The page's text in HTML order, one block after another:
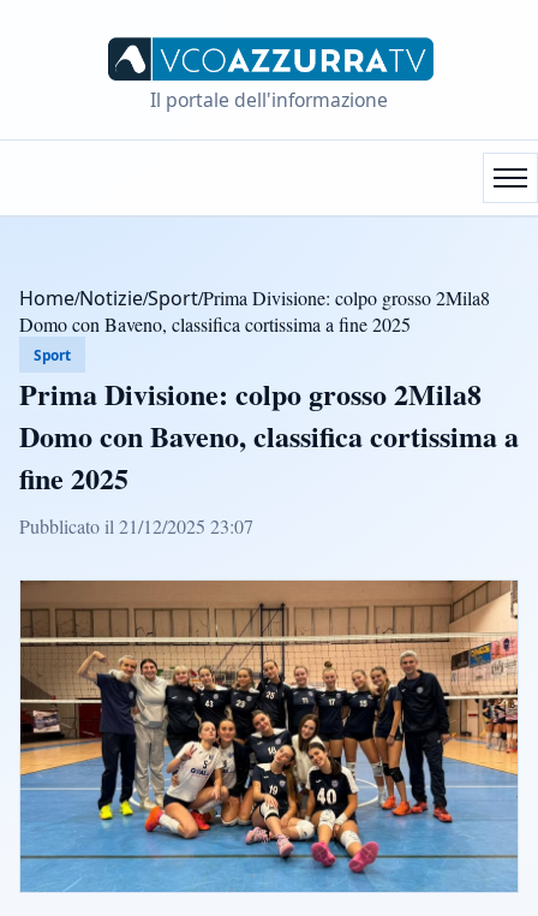
Il portale dell'informazione
Home/Notizie/Sport/Prima Divisione: colpo grosso 2Mila8
Domo con Baveno, classifica cortissima a fine 2025
Sport
Prima Divisione: colpo grosso 2Mila8
Domo con Baveno, classifica cortissima a
fine 2025
Pubblicato il 21/12/2025 23:07